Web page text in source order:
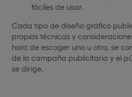
fáciles de usar.
Cada tipo de diseño gráfico
propias técnicas y
hora de escoger uno u otro, se
de la campaña publicitaria y el
se dirige.